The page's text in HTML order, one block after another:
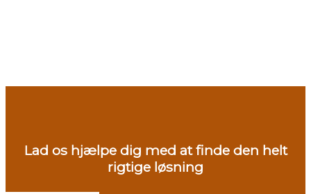
Lad os hjælpe dig med at finde den helt
rigtige løsning